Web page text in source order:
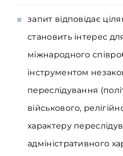
запит відповідає
становить інтерес
міжнародного
інструментом
переслідування
військового,
характеру
адміністративного